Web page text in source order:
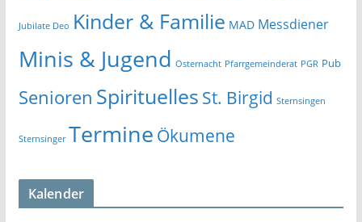
Jubilate Deo Kinder & Familie MAD Messdiener
Minis & Jugend Osternacht Pfarrgemeinderat PGR Pub
Senioren Spirituelles St. Birgid Sternsingen
Sternsinger Termine Ökumene
Kalender